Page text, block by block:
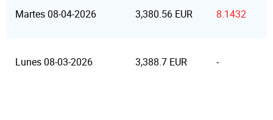
Martes 08-04-2026 3,380.56 EUR 8.1432
Lunes 08-03-2026 3,388.7 EUR -